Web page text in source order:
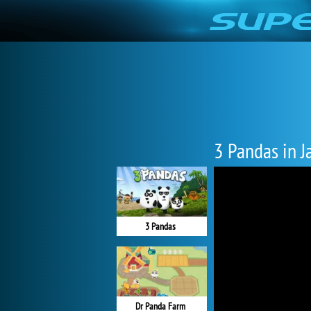
3 Pandas in
3 Pandas
Dr Panda Farm